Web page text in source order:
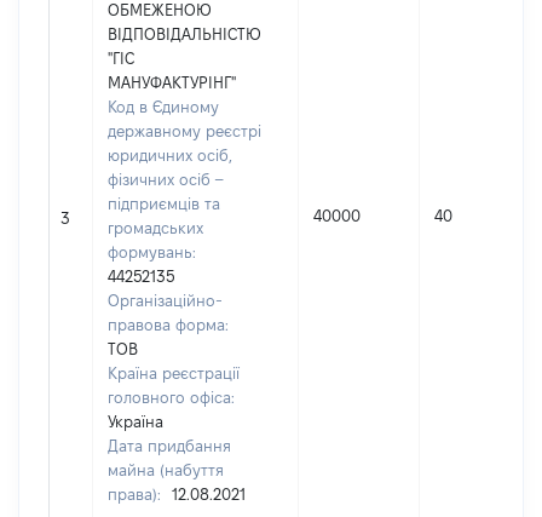
3
ОБМЕЖЕНОЮ
ВІДПОВІДАЛЬНІСТЮ
"ГІС
МАНУФАКТУРІНГ"
Код в Єдиному
державному реєстрі
юридичних осіб,
фізичних осіб –
підприємців та
громадських
формувань:
44252135
Організаційно-
правова форма:
ТОВ
Країна реєстрації
головного офіса:
Україна
Дата придбання
майна (набуття
права):
12.08.2021
40000 40